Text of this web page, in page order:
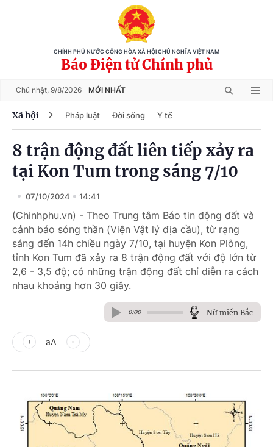
CHÍNH PHỦ NƯỚC CỘNG HÒA XÃ HỘI CHỦ NGHĨA VIỆT NAM
Báo Điện tử Chính phủ
Chủ nhật, 9/8/2026 MỚI NHẤT
Xã hội Pháp luật Đời sống Y tế
8 trận động đất liên tiếp xảy ra
tại Kon Tum trong sáng 7/10
07/10/2024 14:41
(Chinhphu.vn) - Theo Trung tâm Báo tin động đất và
cảnh báo sóng thần (Viện Vật lý địa cầu), từ rạng
sáng đến 14h chiều ngày 7/10, tại huyện Kon Plông,
tỉnh Kon Tum đã xảy ra 8 trận động đất với độ lớn từ
2,6 - 3,5 độ; có những trận động đất chỉ diễn ra cách
nhau khoảng hơn 30 giây.
0:00 Nữ miền Bắc
aA